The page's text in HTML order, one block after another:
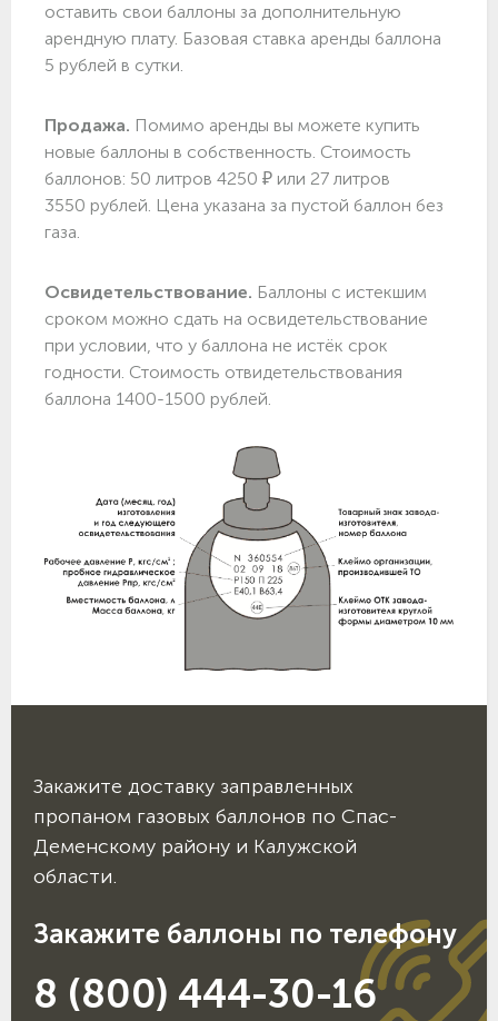
оставить свои баллоны за дополнительную
арендную плату. Базовая ставка аренды баллона
5 рублей в сутки.
Продажа. Помимо аренды вы можете купить
новые баллоны в собственность. Стоимость
баллонов: 50 литров 4250 ₽ или 27 литров
3550 рублей. Цена указана за пустой баллон без
газа.
Освидетельствование. Баллоны с истекшим
сроком можно сдать на освидетельствование
при условии, что у баллона не истёк срок
годности. Стоимость отвидетельствования
баллона 1400-1500 рублей.
Закажите доставку заправленных
пропаном газовых баллонов по Спас-
Деменскому району и Калужской
области.
Закажите баллоны по телефону
8 (800) 444-30-16